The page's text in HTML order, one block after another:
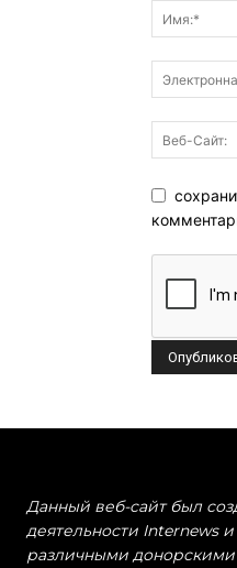
Данный веб-сайт был
деятельности Internews
различными